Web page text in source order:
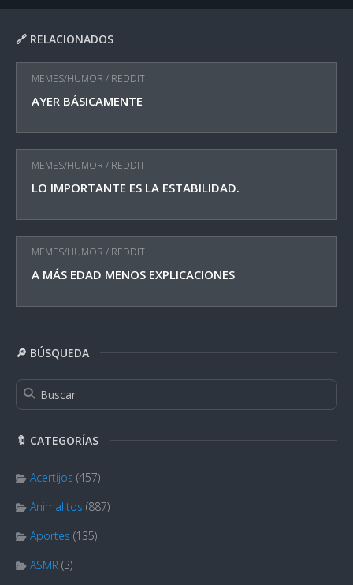
🔗 RELACIONADOS
MEMES/HUMOR / REDDIT
AYER BÁSICAMENTE
MEMES/HUMOR / REDDIT
LO IMPORTANTE ES LA ESTABILIDAD.
MEMES/HUMOR / REDDIT
A MÁS EDAD MENOS EXPLICACIONES
🔎 BÚSQUEDA
🔖 CATEGORÍAS
Acertijos (457)
Animalitos (887)
Aportes (135)
ASMR (3)